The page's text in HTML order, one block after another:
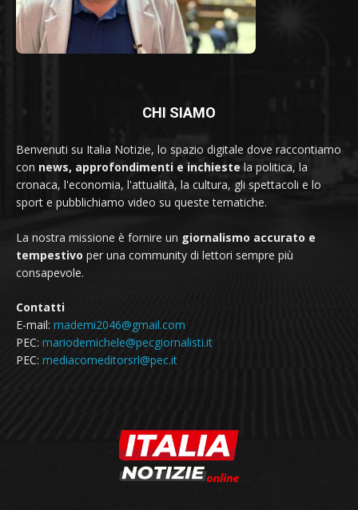
CHI SIAMO
Benvenuti su Italia Notizie, lo spazio digitale dove raccontiamo
con news, approfondimenti e inchieste la politica, la
cronaca, l'economia, l'attualità, la cultura, gli spettacoli e lo
sport e pubblichiamo video su queste tematiche.
La nostra missione è fornire un giornalismo accurato e
tempestivo per una community di lettori sempre più
consapevole.
Contatti
E-mail: mademi2046@gmail.com
PEC: mariodemichele@pecgiornalisti.it
PEC: mediacomeditorsrl@pec.it